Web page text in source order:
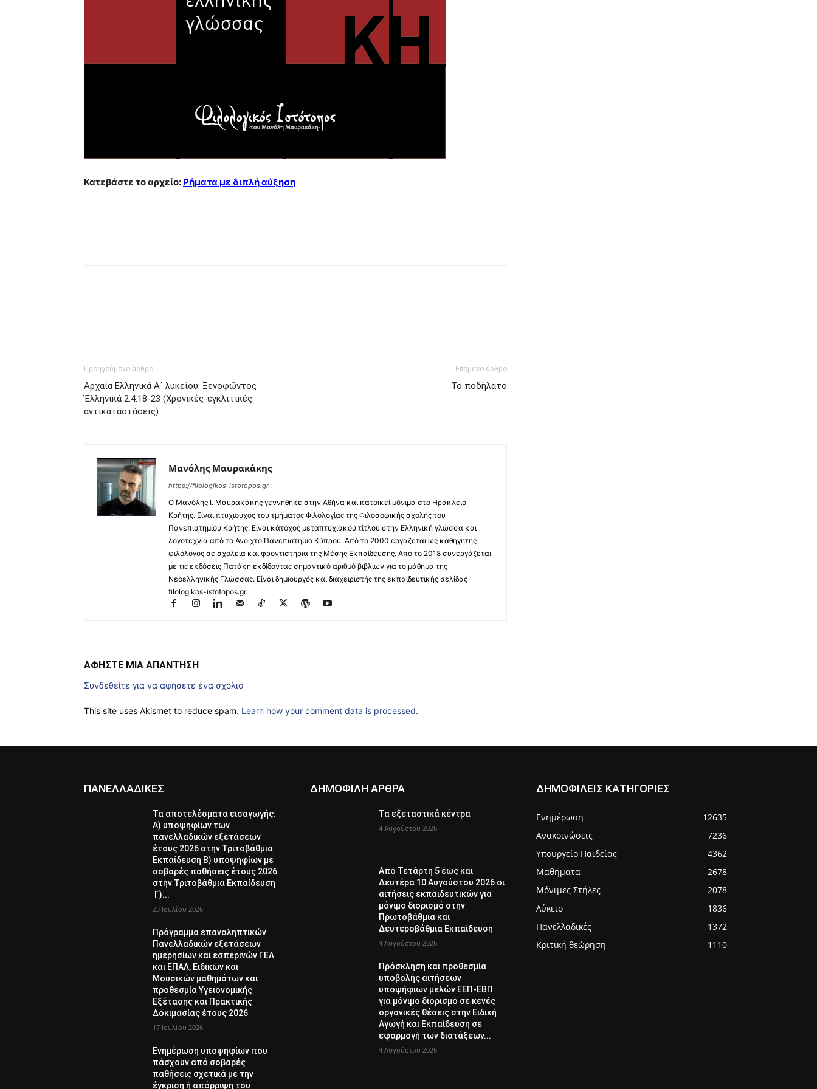
Κατεβάστε το αρχείο: Ρήματα με διπλή αύξηση
Προηγούμενο άρθρο
Αρχαία Ελληνικά Α´ λυκείου: Ξενοφῶντος
Ἑλληνικά 2.4.18-23 (Χρονικές-εγκλιτικές
αντικαταστάσεις)
Επόμενο άρθρο
Το ποδήλατο
Μανόλης Μαυρακάκης
https://filologikos-istotopos.gr
Ο Μανόλης I. Μαυρακάκης γεννήθηκε στην Αθήνα και κατοικεί μόνιμα στο Ηράκλειο
Κρήτης. Είναι πτυχιούχος του τμήματος Φιλολογίας της Φιλοσοφικής σχολής του
Πανεπιστημίου Κρήτης. Είναι κάτοχος μεταπτυχιακού τίτλου στην Ελληνική γλώσσα και
λογοτεχνία από το Ανοιχτό Πανεπιστήμιο Κύπρου. Από το 2000 εργάζεται ως καθηγητής
φιλόλογος σε σχολεία και φροντιστήρια της Μέσης Εκπαίδευσης. Από το 2018 συνεργάζεται
με τις εκδόσεις Πατάκη εκδίδοντας σημαντικό αριθμό βιβλίων για το μάθημα της
Νεοελληνικής Γλώσσας. Είναι δημιουργός και διαχειριστής της εκπαιδευτικής σελίδας
filologikos-istotopos.gr.
ΑΦΗΣΤΕ ΜΙΑ ΑΠΑΝΤΗΣΗ
Συνδεθείτε για να αφήσετε ένα σχόλιο
This site uses Akismet to reduce spam. Learn how your comment data is processed.
ΠΑΝΕΛΛΑΔΙΚΕΣ
Τα αποτελέσματα εισαγωγής:
Α) υποψηφίων των
πανελλαδικών εξετάσεων
έτους 2026 στην Τριτοβάθμια
Εκπαίδευση Β) υποψηφίων με
σοβαρές παθήσεις έτους 2026
στην Τριτοβάθμια Εκπαίδευση
Γ)...
23 Ιουλίου 2026
Πρόγραμμα επαναληπτικών
Πανελλαδικών εξετάσεων
ημερησίων και εσπερινών ΓΕΛ
και ΕΠΑΛ, Ειδικών και
Μουσικών μαθημάτων και
προθεσμία Υγειονομικής
Εξέτασης και Πρακτικής
Δοκιμασίας έτους 2026
17 Ιουλίου 2026
Ενημέρωση υποψηφίων που
πάσχουν από σοβαρές
παθήσεις σχετικά με την
έγκριση ή απόρριψη του
ΔΗΜΟΦΙΛΗ ΑΡΘΡΑ
Τα εξεταστικά κέντρα
4 Αυγούστου 2026
Από Τετάρτη 5 έως και
Δευτέρα 10 Αυγούστου 2026 οι
αιτήσεις εκπαιδευτικών για
μόνιμο διορισμό στην
Πρωτοβάθμια και
Δευτεροβάθμια Εκπαίδευση
4 Αυγούστου 2026
Πρόσκληση και προθεσμία
υποβολής αιτήσεων
υποψήφιων μελών ΕΕΠ-ΕΒΠ
για μόνιμο διορισμό σε κενές
οργανικές θέσεις στην Ειδική
Αγωγή και Εκπαίδευση σε
εφαρμογή των διατάξεων...
4 Αυγούστου 2026
ΔΗΜΟΦΙΛΕΙΣ ΚΑΤΗΓΟΡΙΕΣ
Ενημέρωση
12635
Ανακοινώσεις
7236
Υπουργείο Παιδείας
4362
Μαθήματα
2678
Μόνιμες Στήλες
2078
Λύκειο
1836
Πανελλαδικές
1372
Κριτική θεώρηση
1110